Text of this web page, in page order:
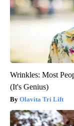
Wrinkles: Most
(It's Genius)
Olavita Tri Lift